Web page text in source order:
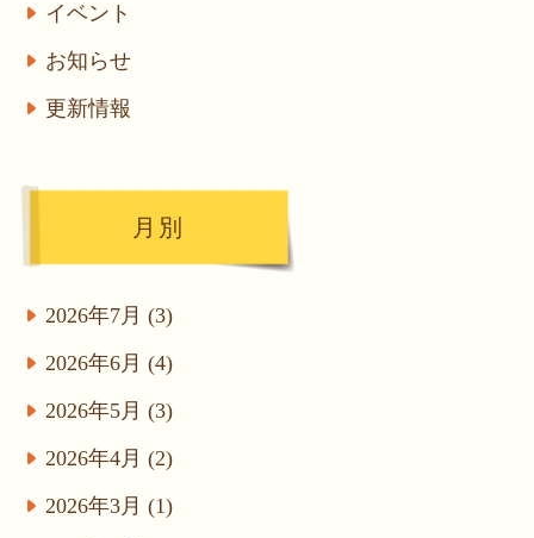
イベント
お知らせ
更新情報
月別
2026年7月 (3)
2026年6月 (4)
2026年5月 (3)
2026年4月 (2)
2026年3月 (1)